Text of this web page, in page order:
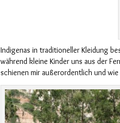
Indigenas in traditioneller Kleidung
während kleine Kinder uns aus der
schienen mir außerordentlich und